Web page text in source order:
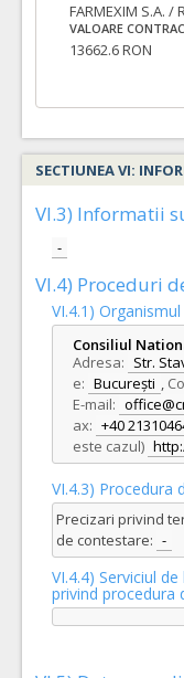
FARMEXIM S.A. /
VALOARE
13662.6 RON
SECTIUNEA VI:
VI.3) Informatii
-
VI.4) Proceduri
VI.4.1)
Consiliul
Adresa: Str.
e: București ,
E-mail:
ax: +40
este cazul)
VI.4.3) Procedura
Precizari privind
de contestare: -
VI.4.4) Serviciul
privind procedura